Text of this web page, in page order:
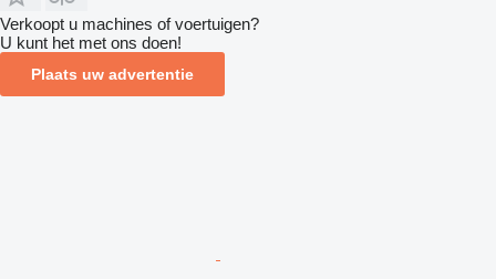
Verkoopt u machines of voertuigen?
U kunt het met ons doen!
Plaats uw advertentie